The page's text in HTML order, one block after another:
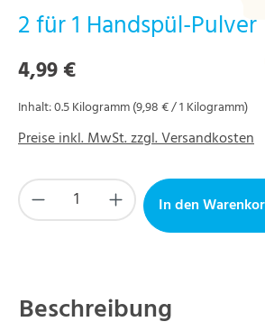
2 für 1 Handspül-Pulver
Regulärer Preis:
4,99 €
Inhalt:0.5 Kilogramm(9,98 € / 1 Kilogramm)
Preise inkl. MwSt. zzgl. Versandkosten
Produkt Anzahl: Gib den
In den
Beschreibung